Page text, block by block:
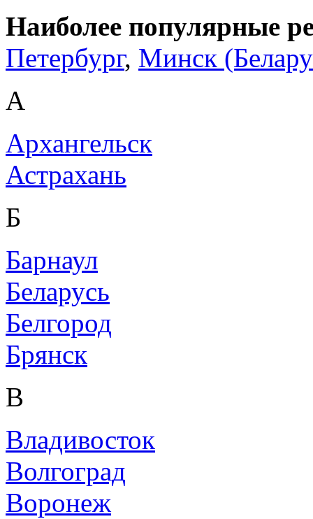
Наиболее популярные
Петербург, Минск
А
Архангельск
Астрахань
Б
Барнаул
Беларусь
Белгород
Брянск
В
Владивосток
Волгоград
Воронеж